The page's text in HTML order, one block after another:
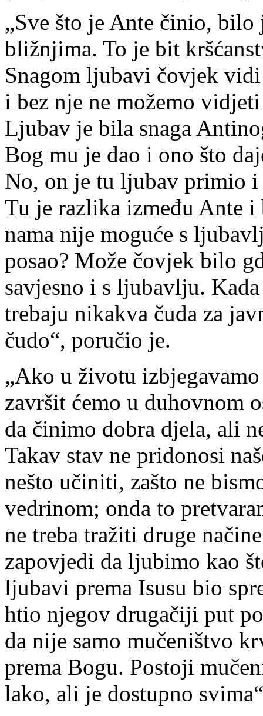
„Sve što je Ante činio,
bližnjima. To je bit
Snagom ljubavi čovjek
i bez nje ne možemo
Ljubav je bila snaga
Bog mu je dao i ono što
No, on je tu ljubav primio
Tu je razlika između Ante
nama nije moguće s
posao? Može čovjek bilo
savjesno i s ljubavlju.
trebaju nikakva čuda za
čudo“, poručio je.
„Ako u životu
završit ćemo u duhovnom
da činimo dobra djela, ali
Takav stav ne pridonosi
nešto učiniti, zašto ne
vedrinom; onda to
ne treba tražiti druge
zapovjedi da ljubimo kao
ljubavi prema Isusu bio
htio njegov drugačiji put
da nije samo mučeništvo
prema Bogu. Postoji
lako, ali je dostupno